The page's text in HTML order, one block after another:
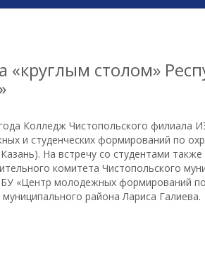
«круглым столом»
Колледж Чистопольского филиала
и студенческих формирований по
На встречу со студентами
комитета Чистопольского
«Центр молодежных формирований
района Лариса Галиева.